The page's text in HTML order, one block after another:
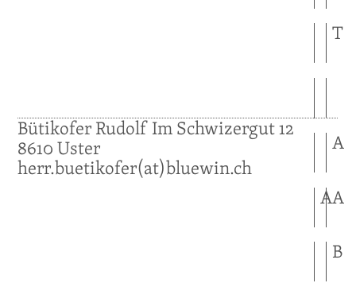
T
BütikoferRudolfIm Schwizergut 12
8610Uster
herr.buetikofer(at)bluewin.ch
A
AA
B